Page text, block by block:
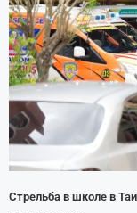
Стрельба в школе в